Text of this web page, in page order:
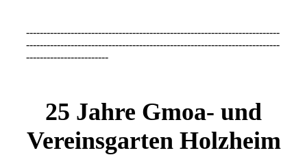
--------------------------------------------------------------------------
--------------------------------------------------------------------------
------------------------
25 Jahre Gmoa- und
Vereinsgarten Holzheim